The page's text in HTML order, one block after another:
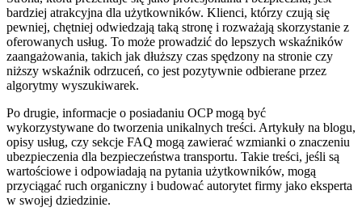
bardziej atrakcyjna dla użytkowników. Klienci, którzy czują się
pewniej, chętniej odwiedzają taką stronę i rozważają skorzystanie z
oferowanych usług. To może prowadzić do lepszych wskaźników
zaangażowania, takich jak dłuższy czas spędzony na stronie czy
niższy wskaźnik odrzuceń, co jest pozytywnie odbierane przez
algorytmy wyszukiwarek.
Po drugie, informacje o posiadaniu OCP mogą być
wykorzystywane do tworzenia unikalnych treści. Artykuły na blogu,
opisy usług, czy sekcje FAQ mogą zawierać wzmianki o znaczeniu
ubezpieczenia dla bezpieczeństwa transportu. Takie treści, jeśli są
wartościowe i odpowiadają na pytania użytkowników, mogą
przyciągać ruch organiczny i budować autorytet firmy jako eksperta
w swojej dziedzinie.